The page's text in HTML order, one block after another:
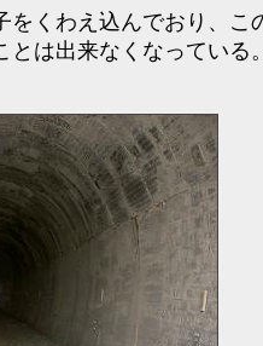
をくわえ込んでおり、こ
とは出来なくなっている